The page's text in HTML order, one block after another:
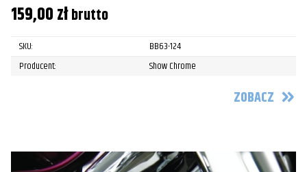
159,00złbrutto
SKU:
BB63-124
Producent:
Show Chrome
ZOBACZ